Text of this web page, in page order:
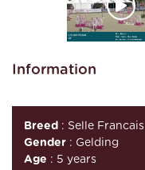
Information
Breed : Selle Francais
Gender : Gelding
Age : 5 years